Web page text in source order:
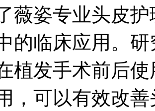
薇姿专业头皮
的临床应用。
植发手术前后
，可以有效改